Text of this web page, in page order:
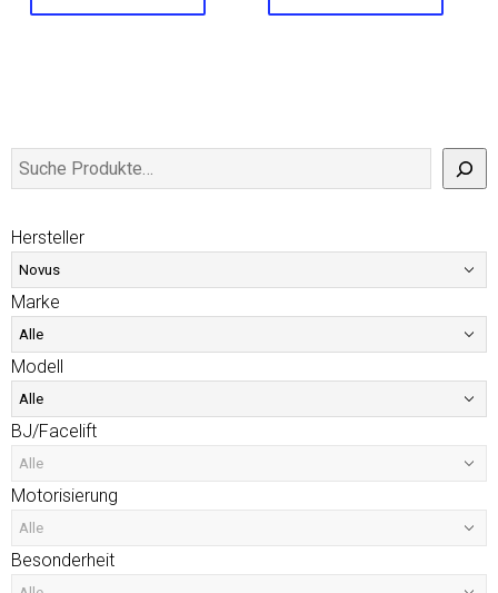
Hersteller
Marke
Modell
BJ/Facelift
Motorisierung
Besonderheit